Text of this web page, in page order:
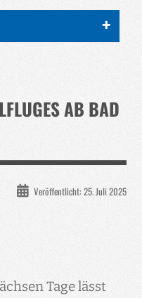
AB BAD
Veröffentlicht: 25. Juli 2025
Tage lässt